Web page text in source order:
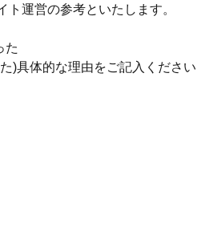
運営の参考といたします。
た
)具体的な理由をご記入ください